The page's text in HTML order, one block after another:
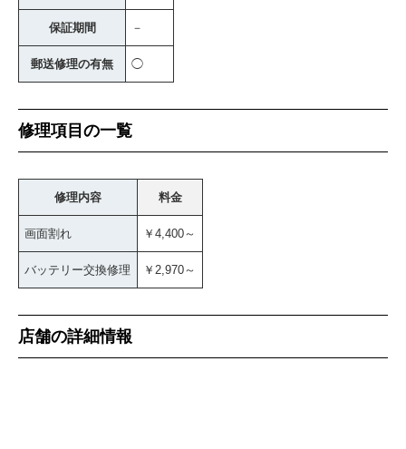
保証期間 －
郵送修理の有無 ◯
修理項目の一覧
修理内容 料金
画面割れ ￥4,400～
バッテリー交換修理 ￥2,970～
店舗の詳細情報